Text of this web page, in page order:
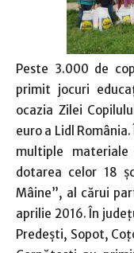
Peste 3.000 de
primit jocuri
ocazia Zilei
euro a Lidl
multiple
dotarea celor 18
Mâine”, al cărui
aprilie 2016. În
Predeşti, Sopot,